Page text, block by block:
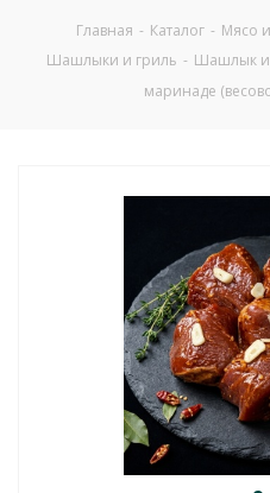
Главная - Каталог - Мясо
Шашлыки и гриль - Шашлык
маринаде